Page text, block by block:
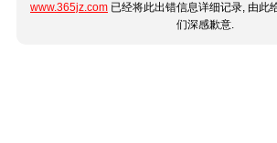
www.365jz.com 已经将此出错信息详细记录, 由此
们深感歉意.